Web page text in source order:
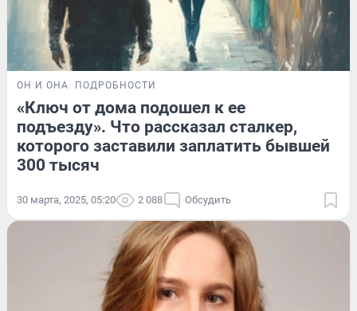
ОН И ОНА ПОДРОБНОСТИ
«Ключ от дома подошел к ее
подъезду». Что рассказал сталкер,
которого заставили заплатить бывшей
300 тысяч
30 марта, 2025, 05:20 2 088 Обсудить